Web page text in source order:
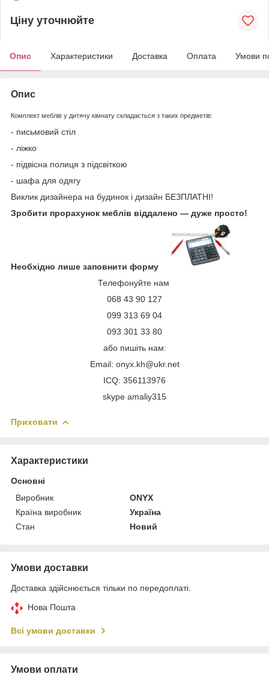
Ціну уточнюйте
Опис Характеристики Доставка Оплата Умови
Опис
Комплект меблів у дитячу кімнату складається з таких предметів:
- письмовий стіл
- ліжко
- підвісна полиця з підсвіткою
- шафа для одягу
Виклик дизайнера на будинок і дизайн БЕЗПЛАТНІ!
Зробити прорахунок меблів віддалено — дуже просто!
Необхідно лише заповнити форму
Телефонуйте нам
068 43 90 127
099 313 69 04
093 301 33 80
або пишіть нам:
Email: onyx.kh@ukr.net
ICQ: 356113976
skype amaliy315
Приховати
Характеристики
Основні
Виробник
ONYX
Країна виробник
Україна
Стан
Новий
Умови доставки
Доставка здійснюється тільки по передоплаті.
Нова Пошта
Всі умови доставки
Умови оплати